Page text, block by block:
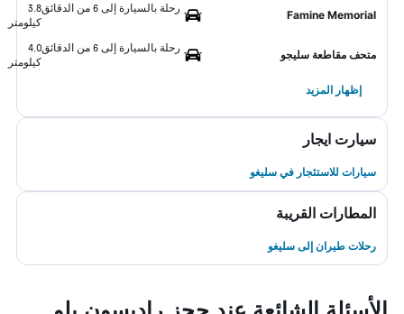
Famine Memorial
رحلة بالسيارة إلى 6 من الدقائق
3.8
كيلومتر
متحف مقاطعة سليجو
رحلة بالسيارة إلى 6 من الدقائق
4.0
كيلومتر
إظهار المزيد
سيارت ايجار
سيارات للاستئجار في سليغو
المطارات القريبة
رحلات طيران إلى سليغو